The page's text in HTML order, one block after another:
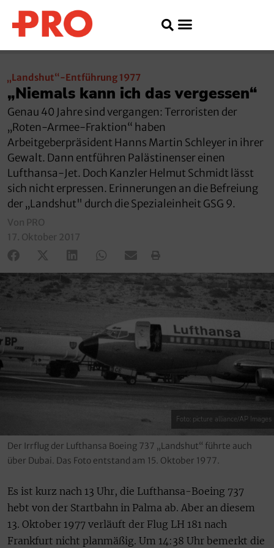
„Landshut“-Entführung 1977
„Niemals kann ich das vergessen“
Genau 40 Jahre sind vergangen: Terroristen der
„Roten-Armee-Fraktion“ haben
Arbeitgeberpräsident Hanns Martin Schleyer in ihrer
Gewalt. Dann entführen Palästinenser einen
Lufthansa-Jet. Doch Kanzler Helmut Schmidt lässt
sich nicht erpressen. Erinnerungen an die Befreiung
der „Landshut" durch die Spezialeinheit GSG 9.
Von PRO
17. Oktober 2017
Foto: picture alliance/AP Images
Der Irrflug der Lufthansa Boeing 737 „Landshut“ führte auch
über Dubai. Das Foto entstand am 15. Oktober 1977.
Es ist kurz nach 13 Uhr, die Lufthansa-Boeing 737
hebt von der Startbahn in Palma ab. Aber an diesem
13. Oktober 1977 verläuft der Flug LH 181 nach
Frankfurt nicht planmäßig. Um 14:38 Uhr bemerkt die